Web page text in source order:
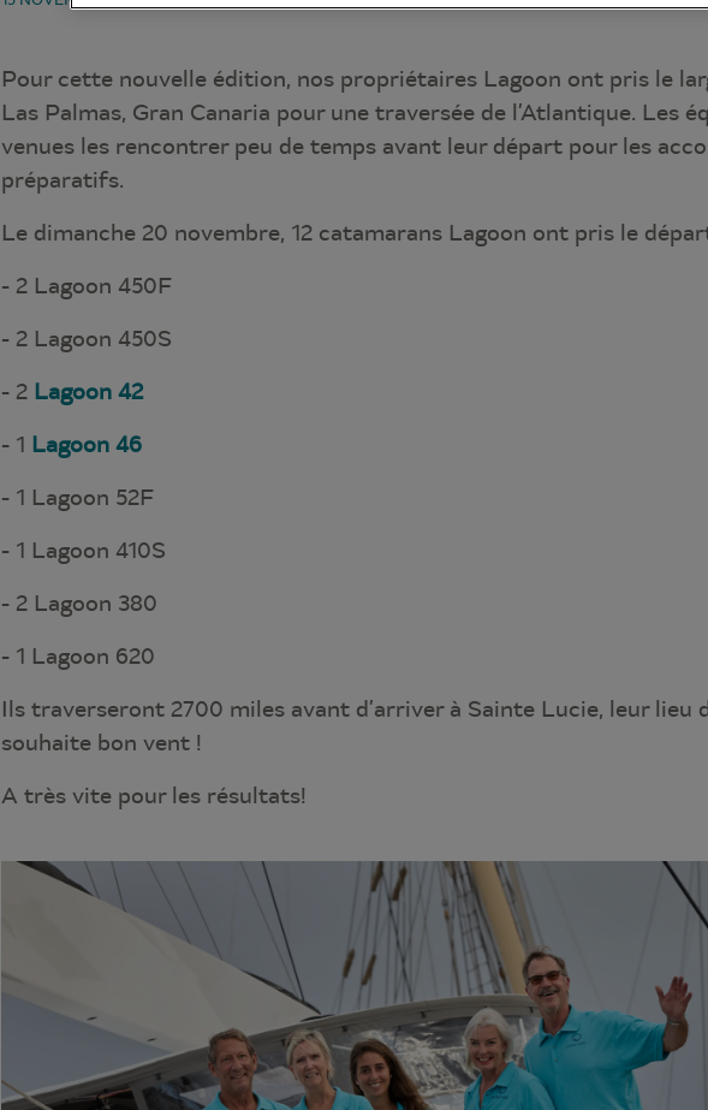
Pour cette nouvelle édition, nos propriétaires Lagoon ont pris le
Las Palmas, Gran Canaria pour une traversée de l’Atlantique. Les
venues les rencontrer peu de temps avant leur départ pour les
préparatifs.
Le dimanche 20 novembre, 12 catamarans Lagoon ont pris le
- 2 Lagoon 450F
- 2 Lagoon 450S
- 2 Lagoon 42
- 1 Lagoon 46
- 1 Lagoon 52F
- 1 Lagoon 410S
- 2 Lagoon 380
- 1 Lagoon 620
Ils traverseront 2700 miles avant d’arriver à Sainte Lucie, leur lieu
souhaite bon vent !
A très vite pour les résultats!